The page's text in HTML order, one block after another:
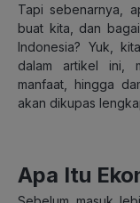
Tapi sebenarnya,
buat kita, dan
Indonesia? Yuk,
dalam artikel ini,
manfaat, hingga
akan dikupas
Apa Itu